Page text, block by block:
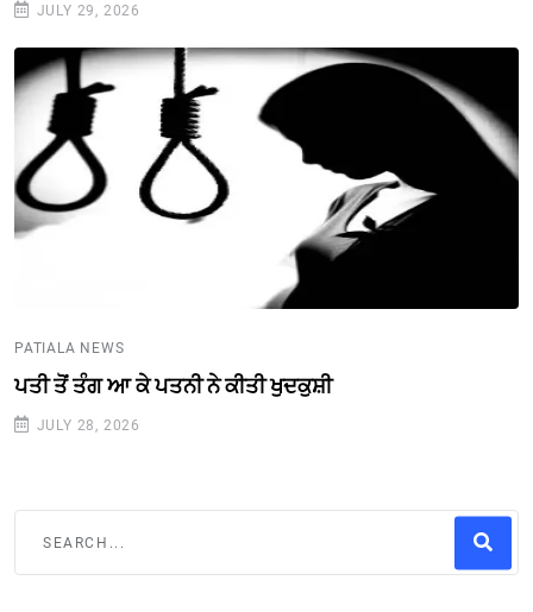
JULY 29, 2026
PATIALA NEWS
ਪਤੀ ਤੋਂ ਤੰਗ ਆ ਕੇ ਪਤਨੀ ਨੇ ਕੀਤੀ ਖੁਦਕੁਸ਼ੀ
JULY 28, 2026